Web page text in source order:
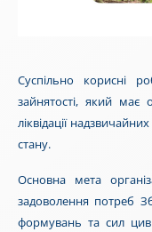
Суспільно корисні
зайнятості, який
ліквідації
стану.
Основна мета
задоволення потреб
формувань та сил